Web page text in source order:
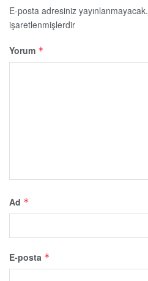
E-posta adresiniz yayınlanmayacak.
işaretlenmişlerdir
Yorum *
Ad *
E-posta *